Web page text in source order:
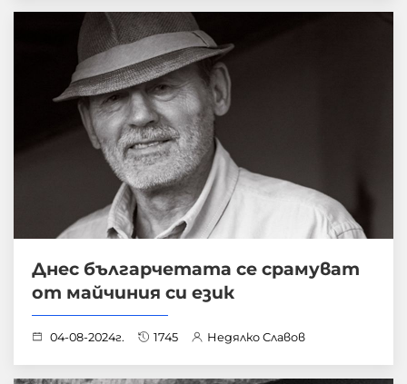
Днес българчетата се срамуват
от майчиния си език
04-08-2024г. 1745 Недялко Славов